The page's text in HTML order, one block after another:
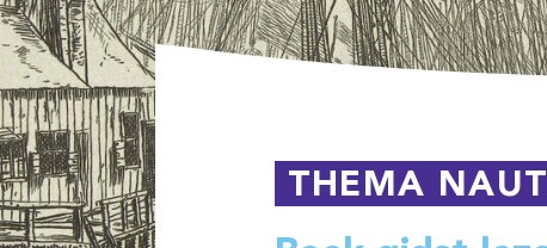
THEMA NAUTISCH
Boek gidst lezer door
Gepeild
Met verhalen over grote